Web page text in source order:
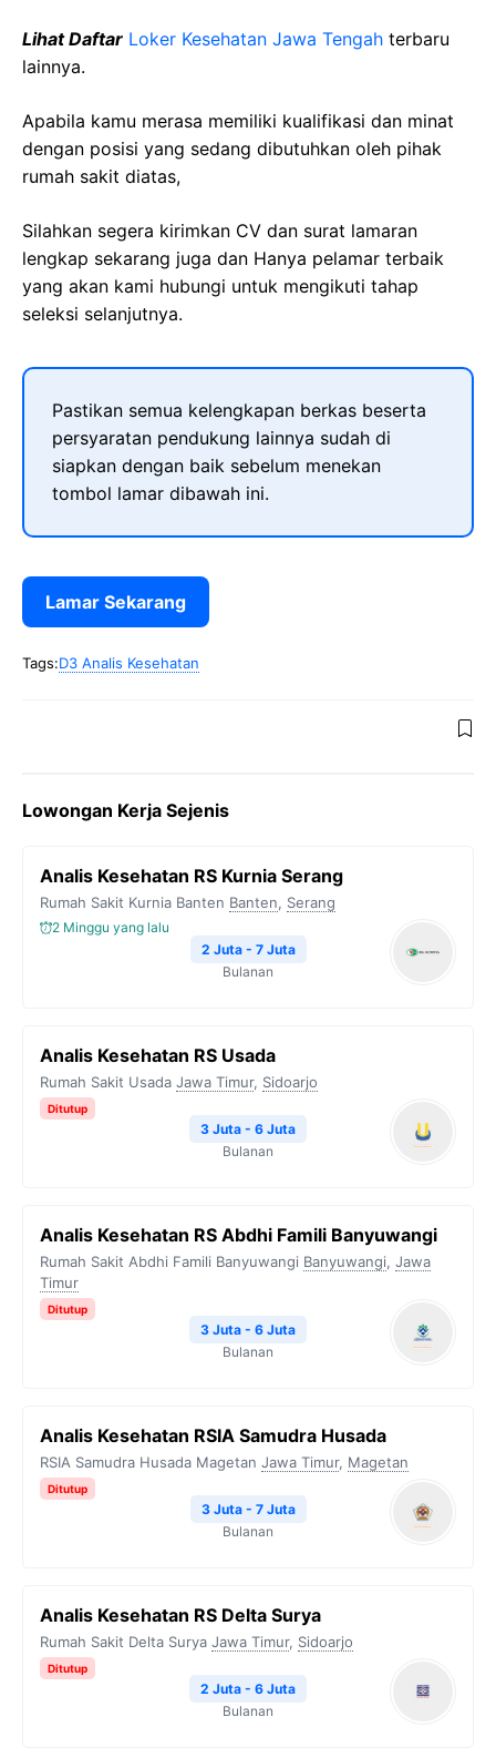
Lihat Daftar Loker Kesehatan Jawa Tengah terbaru
lainnya.
Apabila kamu merasa memiliki kualifikasi dan minat
dengan posisi yang sedang dibutuhkan oleh pihak
rumah sakit diatas,
Silahkan segera kirimkan CV dan surat lamaran
lengkap sekarang juga dan Hanya pelamar terbaik
yang akan kami hubungi untuk mengikuti tahap
seleksi selanjutnya.
Pastikan semua kelengkapan berkas beserta
persyaratan pendukung lainnya sudah di
siapkan dengan baik sebelum menekan
tombol lamar dibawah ini.
Lamar Sekarang
Tags:D3 Analis Kesehatan
Lowongan Kerja Sejenis
Analis Kesehatan RS Kurnia Serang
Rumah Sakit Kurnia Banten Banten, Serang
2 Minggu yang lalu
2 Juta - 7 Juta
Bulanan
Analis Kesehatan RS Usada
Rumah Sakit Usada Jawa Timur, Sidoarjo
Ditutup
3 Juta - 6 Juta
Bulanan
Analis Kesehatan RS Abdhi Famili Banyuwangi
Rumah Sakit Abdhi Famili Banyuwangi Banyuwangi, Jawa
Timur
Ditutup
3 Juta - 6 Juta
Bulanan
Analis Kesehatan RSIA Samudra Husada
RSIA Samudra Husada Magetan Jawa Timur, Magetan
Ditutup
3 Juta - 7 Juta
Bulanan
Analis Kesehatan RS Delta Surya
Rumah Sakit Delta Surya Jawa Timur, Sidoarjo
Ditutup
2 Juta - 6 Juta
Bulanan